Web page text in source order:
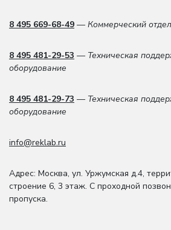
8 495 669-68-49 — Коммерческий отдел
8 495 481-29-53 — Техническая
оборудование
8 495 481-29-73 — Техническая
оборудование
info@reklab.ru
Адрес: Москва, ул. Уржумская д.4,
строение 6, 3 этаж. С проходной
пропуска.